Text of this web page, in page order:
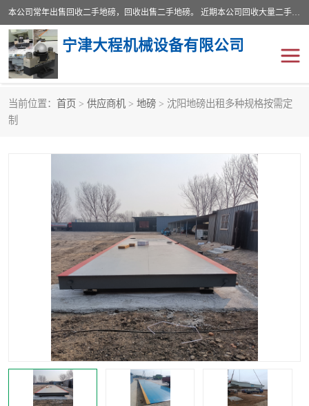
本公司常年出售回收二手地磅，回收出售二手地磅。 近期本公司回收大量二手地磅，型号齐全，宽度从2米到3.5米，长度5米到25米，承重吨位从10到200吨，成色7—9成新。 ? 使用年限6个月至2年，产品来源于个人闲置品，工矿企业停用品，因小换大而来。 精准度和新的一样， 二手地磅是内行人的选择，打个电话就省钱朋友您好等什么
宁津大程机械设备有限公司
当前位置： 首页 > 供应商机 > 地磅 > 沈阳地磅出租多种规格按需定
制
地磅传感器 废纸打包机
烘干机 食品烘干机
装载机电子秤 输送机
半自动输送机 全自动输送机
冷却塔 食品螺旋塔
撕碎机 木材撕碎机
塑料撕碎机 金属撕碎机